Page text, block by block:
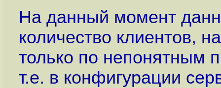
На данный момент
количество клиентов,
только по непонятным
т.е. в конфигурации